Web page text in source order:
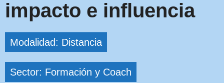
impacto e influencia
Modalidad: Distancia
Sector: Formación y Coach